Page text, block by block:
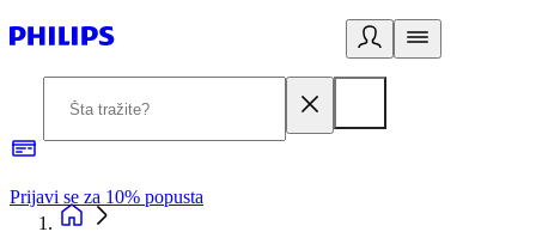
Prijavi se za 10% popusta